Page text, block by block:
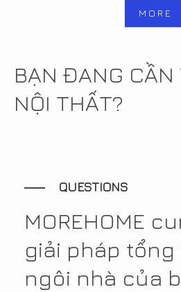
MORE
BẠN ĐANG CẦN
NỘI THẤT?
QUESTIONS
MOREHOME
giải pháp
ngôi nhà của